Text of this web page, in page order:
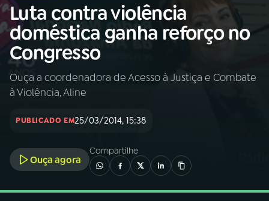
Buscar
na
Rádio
Nacional
Buscar
AO VIVO
INÍCIO
A RÁDIO
03PROGRAMAÇÃO
Luta contra violência
doméstica ganha reforço no
Congresso
Ouça a coordenadora de Acesso à Justiça e Combate
à Violência, Aline
PUBLICADO EM25/03/2014, 15:38
Ouça agora
Compartilhe